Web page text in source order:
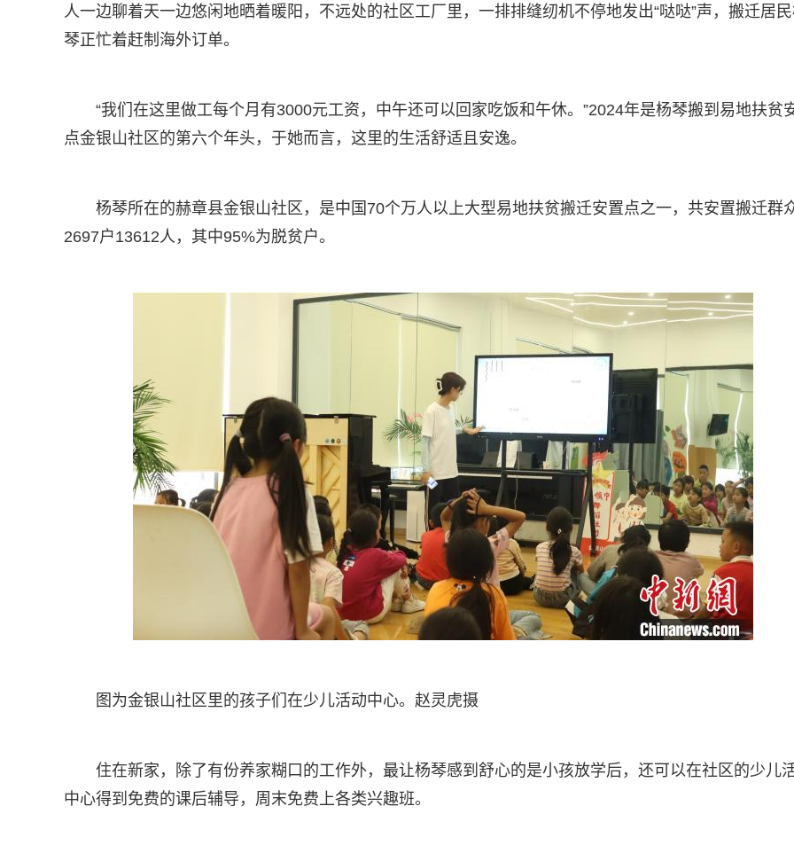
人一边聊着天一边悠闲地晒着暖阳，不远处的社区工厂里，一排排缝纫机不停地发出“哒哒”声，搬迁居
琴正忙着赶制海外订单。
“我们在这里做工每个月有3000元工资，中午还可以回家吃饭和午休。”2024年是杨琴搬到易地扶贫
点金银山社区的第六个年头，于她而言，这里的生活舒适且安逸。
杨琴所在的赫章县金银山社区，是中国70个万人以上大型易地扶贫搬迁安置点之一，共安置搬迁群
2697户13612人，其中95%为脱贫户。
图为金银山社区里的孩子们在少儿活动中心。赵灵虎摄
住在新家，除了有份养家糊口的工作外，最让杨琴感到舒心的是小孩放学后，还可以在社区的少儿
中心得到免费的课后辅导，周末免费上各类兴趣班。